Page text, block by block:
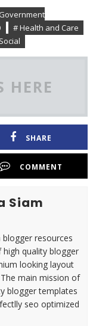
# Health and Care
HERE
SHARE
COMMENT
Siam
resources
quality blogger
looking layout
main mission of
blogger templates
seo optimized